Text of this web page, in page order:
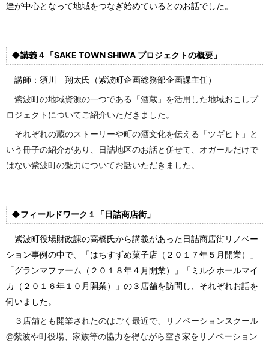
達が中心となって地域をつなぎ始めているとのお話でした。
◆講義４「SAKE TOWN SHIWA プロジェクトの概要」
講師：須川 翔太氏（紫波町企画総務部企画課主任）
紫波町の地域資源の一つである「酒蔵」を活用した地域おこしプ
ロジェクトについてご紹介いただきました。
それぞれの蔵のストーリーや町の酒文化を伝える「ツギヒト」と
いう冊子の紹介があり、日詰地区のお話と併せて、オガールだけで
はない紫波町の魅力についてお話いただきました。
◆フィールドワーク１「日詰商店街」
紫波町役場財政課の高橋氏から講義があった日詰商店街リノベー
ション事例の中で、「はちすずめ菓子店（２０１７年５月開業）」
「グランマファーム（２０１８年４月開業）」「ミルクホールマイ
カ（２０１６年１０月開業）」の３店舗を訪問し、それぞれお話を
伺いました。
３店舗とも開業されたのはごく最近で、リノベーションスクール
@紫波や町役場、家族等の協力を得ながら空き家をリノベーション